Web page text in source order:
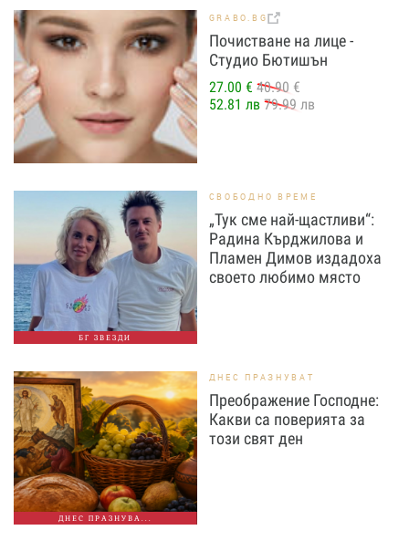
GRABO.BG
Почистване на лице -
Студио Бютишън
27.00 € 40.90 €
52.81 лв 79.99 лв
БГ ЗВЕЗДИ
СВОБОДНО ВРЕМЕ
„Тук сме най-щастливи“:
Радина Кърджилова и
Пламен Димов издадоха
своето любимо място
ДНЕС ПРАЗНУВА...
ДНЕС ПРАЗНУВАТ
Преображение Господне:
Какви са поверията за
този свят ден